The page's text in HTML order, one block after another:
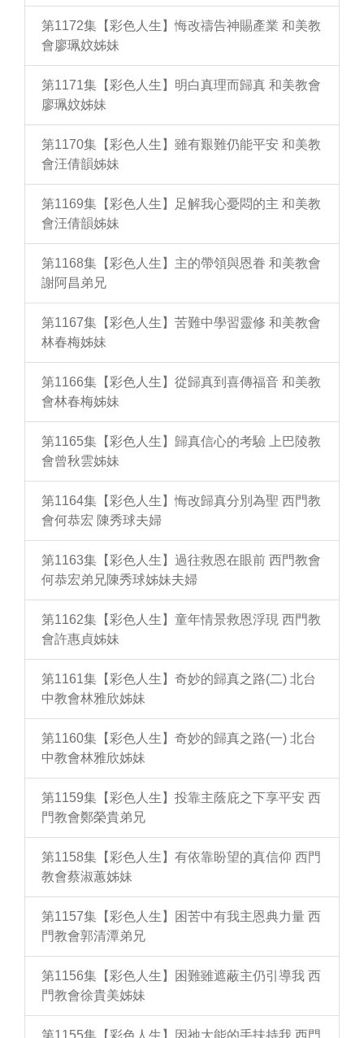
第1172集【彩色人生】悔改禱告神賜產業 和美教
會廖珮妏姊妹
第1171集【彩色人生】明白真理而歸真 和美教會
廖珮妏姊妹
第1170集【彩色人生】雖有艱難仍能平安 和美教
會汪倩韻姊妹
第1169集【彩色人生】足解我心憂悶的主 和美教
會汪倩韻姊妹
第1168集【彩色人生】主的帶領與恩眷 和美教會
謝阿昌弟兄
第1167集【彩色人生】苦難中學習靈修 和美教會
林春梅姊妹
第1166集【彩色人生】從歸真到喜傳福音 和美教
會林春梅姊妹
第1165集【彩色人生】歸真信心的考驗 上巴陵教
會曾秋雲姊妹
第1164集【彩色人生】悔改歸真分別為聖 西門教
會何恭宏 陳秀球夫婦
第1163集【彩色人生】過往救恩在眼前 西門教會
何恭宏弟兄陳秀球姊妹夫婦
第1162集【彩色人生】童年情景救恩浮現 西門教
會許惠貞姊妹
第1161集【彩色人生】奇妙的歸真之路(二) 北台
中教會林雅欣姊妹
第1160集【彩色人生】奇妙的歸真之路(一) 北台
中教會林雅欣姊妹
第1159集【彩色人生】投靠主蔭庇之下享平安 西
門教會鄭榮貴弟兄
第1158集【彩色人生】有依靠盼望的真信仰 西門
教會蔡淑蕙姊妹
第1157集【彩色人生】困苦中有我主恩典力量 西
門教會郭清潭弟兄
第1156集【彩色人生】困難雖遮蔽主仍引導我 西
門教會徐貴美姊妹
第1155集【彩色人生】因祂大能的手扶持我 西門